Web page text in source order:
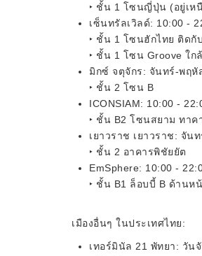
‣ ชั้น 1 โซนญี่ปุ่น (อยู่เห
เซ็นทรัลเวิลด์: 10:00 -
‣ ชั้น 1 โซนฮักไทย ติดกั
‣ ชั้น 1 โซน Groove ใก
มิกซ์ จตุจักร: จันทร์-พฤหั
‣ ชั้น 2 โซน B
ICONSIAM: 10:00 -
‣ ชั้น B2 โซนสยาม ทาค
เยาวราช เยาวราช: จัน
‣ ชั้น 2 อาคารพิชัยยัต
EmSphere: 10:00 -
‣ ชั้น B1 ล็อบบี้ B ด้านห
เมืองอื่นๆ ในประเทศไทย:
เทอร์มินัล 21 พัทยา: วัน